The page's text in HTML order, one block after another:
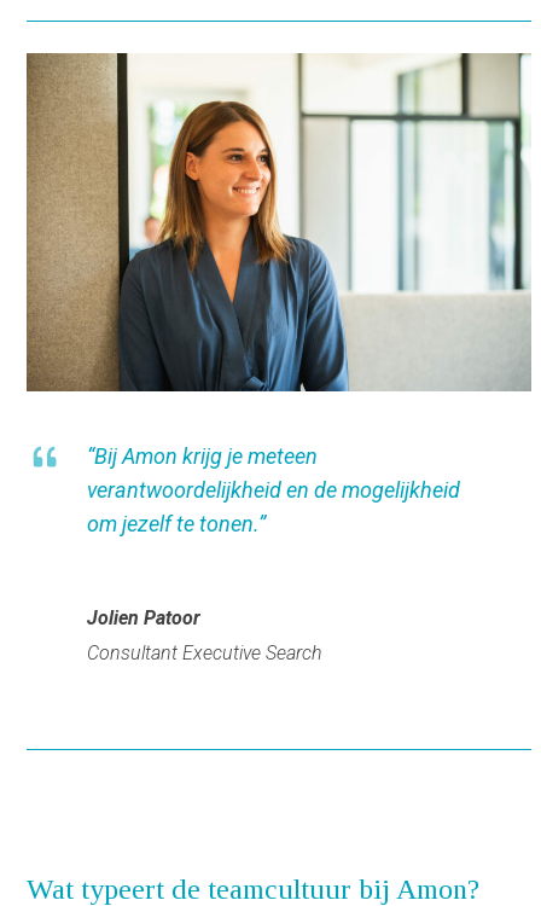
“Bij Amon krijg je meteen
verantwoordelijkheid en de mogelijkheid
om jezelf te tonen.”
Jolien Patoor
Consultant Executive Search
Wat typeert de teamcultuur bij Amon?